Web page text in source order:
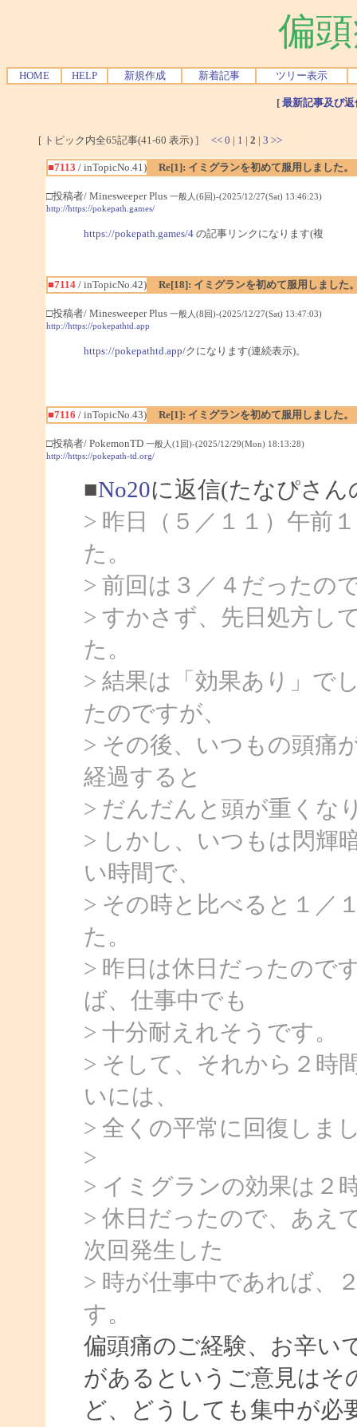
偏
HOME HELP 新規作成 新着記事 ツリー表示
[ 最新記事及び
[ トピック内全65記事(41-60 表示) ] << 0 | 1 | 2 | 3 >>
■7113 / inTopicNo.41) Re[1]: イミグランを初めて服用しました。
□投稿者/ Minesweeper Plus 一般人(6回)-(2025/12/27(Sat) 13:46:23)
http://https://pokepath.games/
https://pokepath.games/4の記事リンクになります(複
■7114/ inTopicNo.42) Re[18]: イミグランを初めて服用しました
□投稿者/ Minesweeper Plus 一般人(8回)-(2025/12/27(Sat) 13:47:03)
http://https://pokepathtd.app
https://pokepathtd.app/クになります(連続表示)。
■7116 / inTopicNo.43) Re[1]: イミグランを初めて服用しました。
□投稿者/ PokemonTD 一般人(1回)-(2025/12/29(Mon) 18:13:28)
http://https://pokepath-td.org/
■No20に返信(たなぴさん
> 昨日（５／１１）午前
た。
> 前回は３／４だったの
> すかさず、先日処方し
た。
> 結果は「効果あり」で
たのですが、
> その後、いつもの頭痛
経過すると
> だんだんと頭が重くな
> しかし、いつもは閃輝
い時間で、
> その時と比べると１／
た。
> 昨日は休日だったので
ば、仕事中でも
> 十分耐えれそうです。
> そして、それから２時
いには、
> 全くの平常に回復しま
>
> イミグランの効果は２
> 休日だったので、あえ
次回発生した
> 時が仕事中であれば、
す。
偏頭痛のご経験、お辛い
があるというご意見はそ
ど、どうしても集中が必